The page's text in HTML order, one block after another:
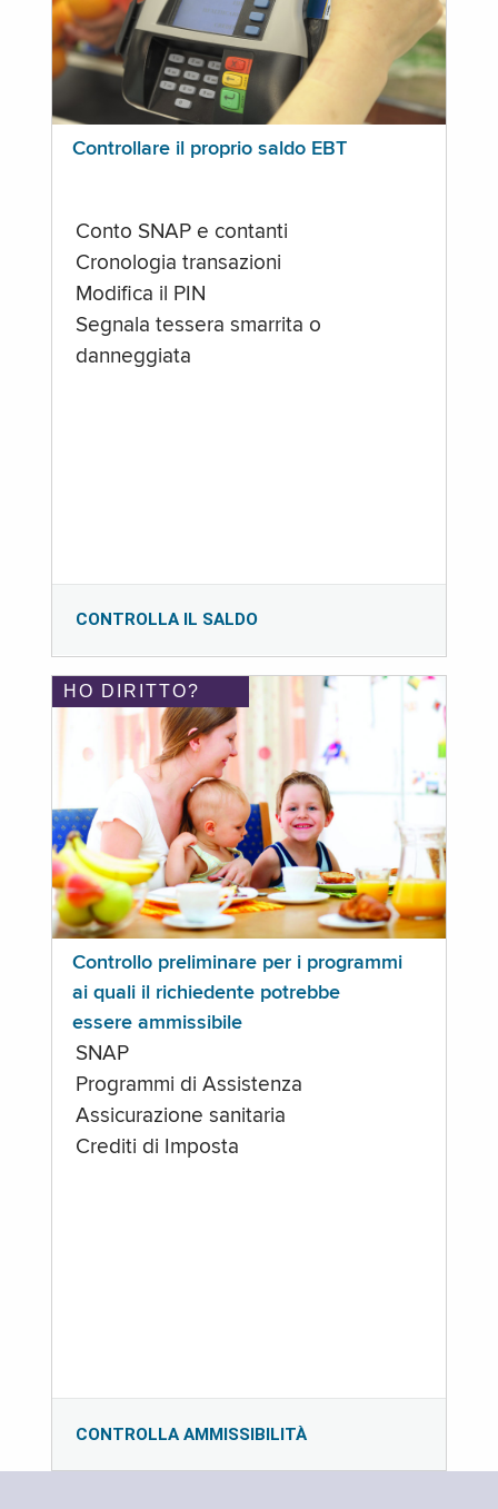
Controllare il proprio saldo EBT
Conto SNAP e contanti
Cronologia transazioni
Modifica il PIN
Segnala tessera smarrita o
danneggiata
CONTROLLA IL SALDO
HO DIRITTO?
Controllo preliminare per i programmi
ai quali il richiedente potrebbe
essere ammissibile
SNAP
Programmi di Assistenza
Assicurazione sanitaria
Crediti di Imposta
CONTROLLA AMMISSIBILITÀ